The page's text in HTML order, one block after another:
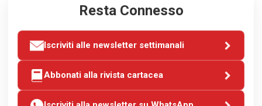
Resta Connesso
Iscriviti alle newsletter settimanali
Abbonati alla rivista cartacea